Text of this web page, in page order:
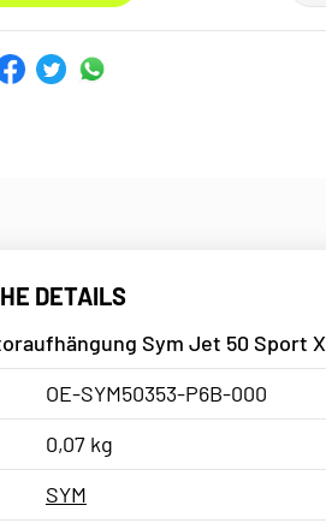
DETAILS
Sym Jet 50 Sport X
OE-SYM50353-P6B-000
0,07 kg
SYM